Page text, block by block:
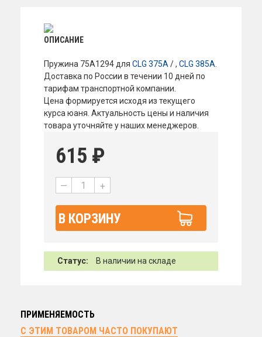
ОПИСАНИЕ
Пружина 75A1294 для CLG 375A / , CLG 385A
Доставка по России в течении 10 дней по
тарифам транспортной компании.
Цена формируется исходя из текущего
курса юаня. Актуальность цены и наличия
товара уточняйте у наших менеджеров.
615 ₽
— +
В КОРЗИНУ
Статус: В наличии на складе
ПРИМЕНЯЕМОСТЬ
С ЭТИМ ТОВАРОМ ЧАСТО ПОКУПАЮТ